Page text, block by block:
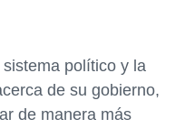
político y la
de su gobierno,
de manera más